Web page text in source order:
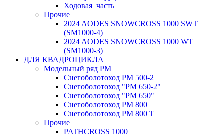
Ходовая_часть
Прочие
2024 AODES SNOWCROSS 1000 SWT
(SM1000-4)
2024 AODES SNOWCROSS 1000 WT
(SM1000-3)
ДЛЯ КВАДРОЦИКЛА
Модельный ряд РМ
Снегоболотоход РМ 500-2
Снегоболотоход "РМ 650-2"
Снегоболотоход "РМ 650"
Снегоболотоход РМ 800
Снегоболотоход РМ 800 Т
Прочие
PATHCROSS 1000